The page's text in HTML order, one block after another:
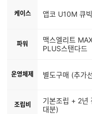
케이스 앱코 U10M 큐
파워
맥스엘리트
PLUS스탠다드
운영체제 별도구매 (추가
조립비
기본조립 + 2년
대분)